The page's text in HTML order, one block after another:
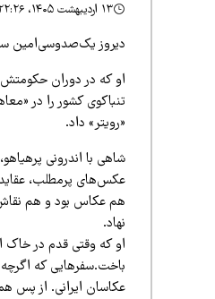
۱۳ اردیبهشت ۱۴۰۵، ۲۲:۲۶
دیروز یک‌صدوسی‌امین
او که در دوران
تنباکوی کشور را در
«رویتر» داد.
شاهی با اندرونی
عکس‌های پرمطلب، عقاید
هم عکاس بود و هم
نهاد.
او که وقتی قدم در خاک
باخت.سفرهایی که اگرچه
عکاسان ایرانی. از پس